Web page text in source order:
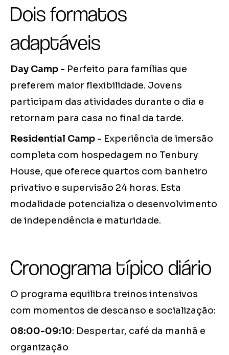
Dois formatos
adaptáveis
Day Camp - Perfeito para famílias que
preferem maior flexibilidade. Jovens
participam das atividades durante o dia e
retornam para casa no final da tarde.
Residential Camp - Experiência de imersão
completa com hospedagem no Tenbury
House, que oferece quartos com banheiro
privativo e supervisão 24 horas. Esta
modalidade potencializa o desenvolvimento
de independência e maturidade.
Cronograma típico diário
O programa equilibra treinos intensivos
com momentos de descanso e socialização:
08:00-09:10: Despertar, café da manhã e
organização